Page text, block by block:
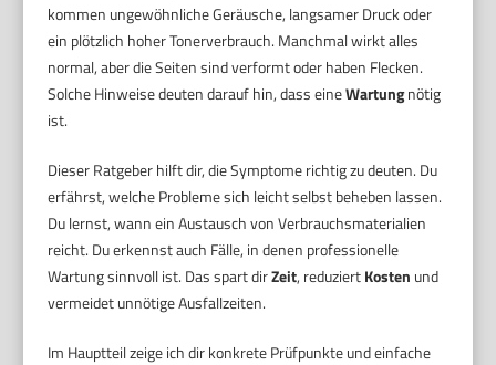
kommen ungewöhnliche Geräusche, langsamer Druck oder
ein plötzlich hoher Tonerverbrauch. Manchmal wirkt alles
normal, aber die Seiten sind verformt oder haben Flecken.
Solche Hinweise deuten darauf hin, dass eineWartungnötig
ist.
Dieser Ratgeber hilft dir, die Symptome richtig zu deuten. Du
erfährst, welche Probleme sich leicht selbst beheben lassen.
Du lernst, wann ein Austausch von Verbrauchsmaterialien
reicht. Du erkennst auch Fälle, in denen professionelle
Wartung sinnvoll ist. Das spart dirZeit, reduziertKosten und
vermeidet unnötige Ausfallzeiten.
Im Hauptteil zeige ich dir konkrete Prüfpunkte und einfache